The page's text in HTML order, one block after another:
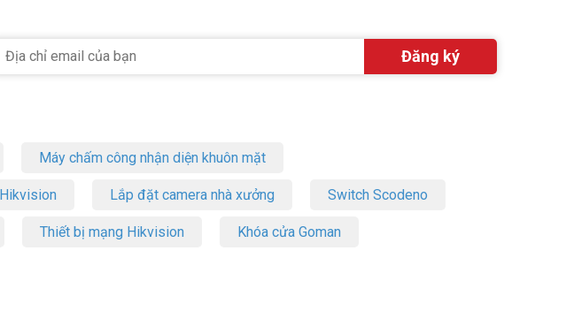
Máy chấm công nhận diện khuôn mặt
Lắp đặt camera nhà xưởng Switch Scodeno
Thiết bị mạng Hikvision Khóa cửa Goman